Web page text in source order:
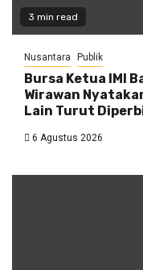
3 min read
Nusantara Publik
Bursa Ketua IMI
Wirawan
Lain Turut
6 Agustus 2026